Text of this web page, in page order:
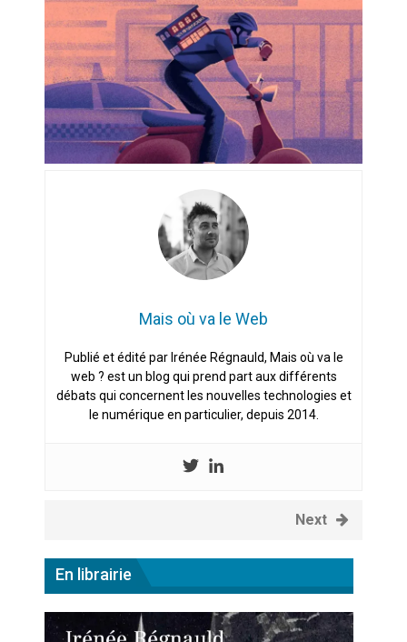
Artemis II : objectif nul
Quand Mistral veut moraliser le
pillage
Commentaire sur la polémique
des perroquets
Les syndicats, (tout) contre l’IA
En Seine-et-Marne, le projet de
Campus IA doit sortir des
Addendum sur les machines à
La vaste blague du macronisme
crypto-spatial
Mais où va le Web
Publié et édité par Irénée Régnauld, Mais où va le
web ? est un blog qui prend part aux différents
débats qui concernent les nouvelles technologies et
le numérique en particulier, depuis 2014.
Next
En librairie